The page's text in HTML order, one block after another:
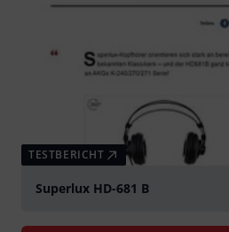
TESTBERICHT
Superlux HD-681 B